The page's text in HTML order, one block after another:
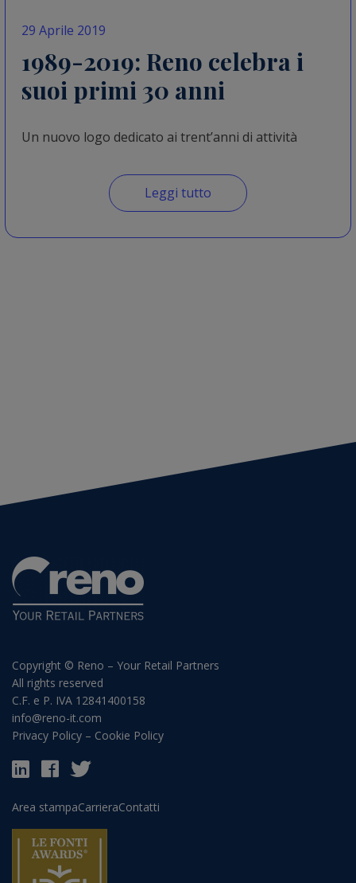
29 Aprile 2019
1989-2019: Reno celebra i
suoi primi 30 anni
Un nuovo logo dedicato ai trent’anni di attività
Leggi tutto
Copyright © Reno – Your Retail Partners
All rights reserved
C.F. e P. IVA 12841400158
info@reno-it.com
Privacy Policy – Cookie Policy
Area stampaCarrieraContatti